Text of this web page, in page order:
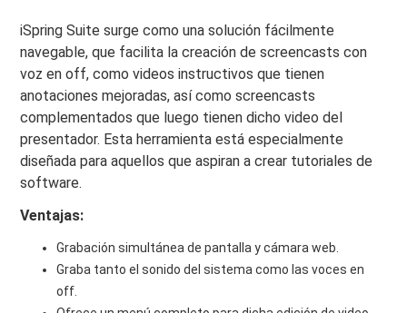
iSpring Suite surge como una solución fácilmente
navegable, que facilita la creación de screencasts con
voz en off, como videos instructivos que tienen
anotaciones mejoradas, así como screencasts
complementados que luego tienen dicho video del
presentador. Esta herramienta está especialmente
diseñada para aquellos que aspiran a crear tutoriales de
software.
Ventajas:
Grabación simultánea de pantalla y cámara web.
Graba tanto el sonido del sistema como las voces en
off.